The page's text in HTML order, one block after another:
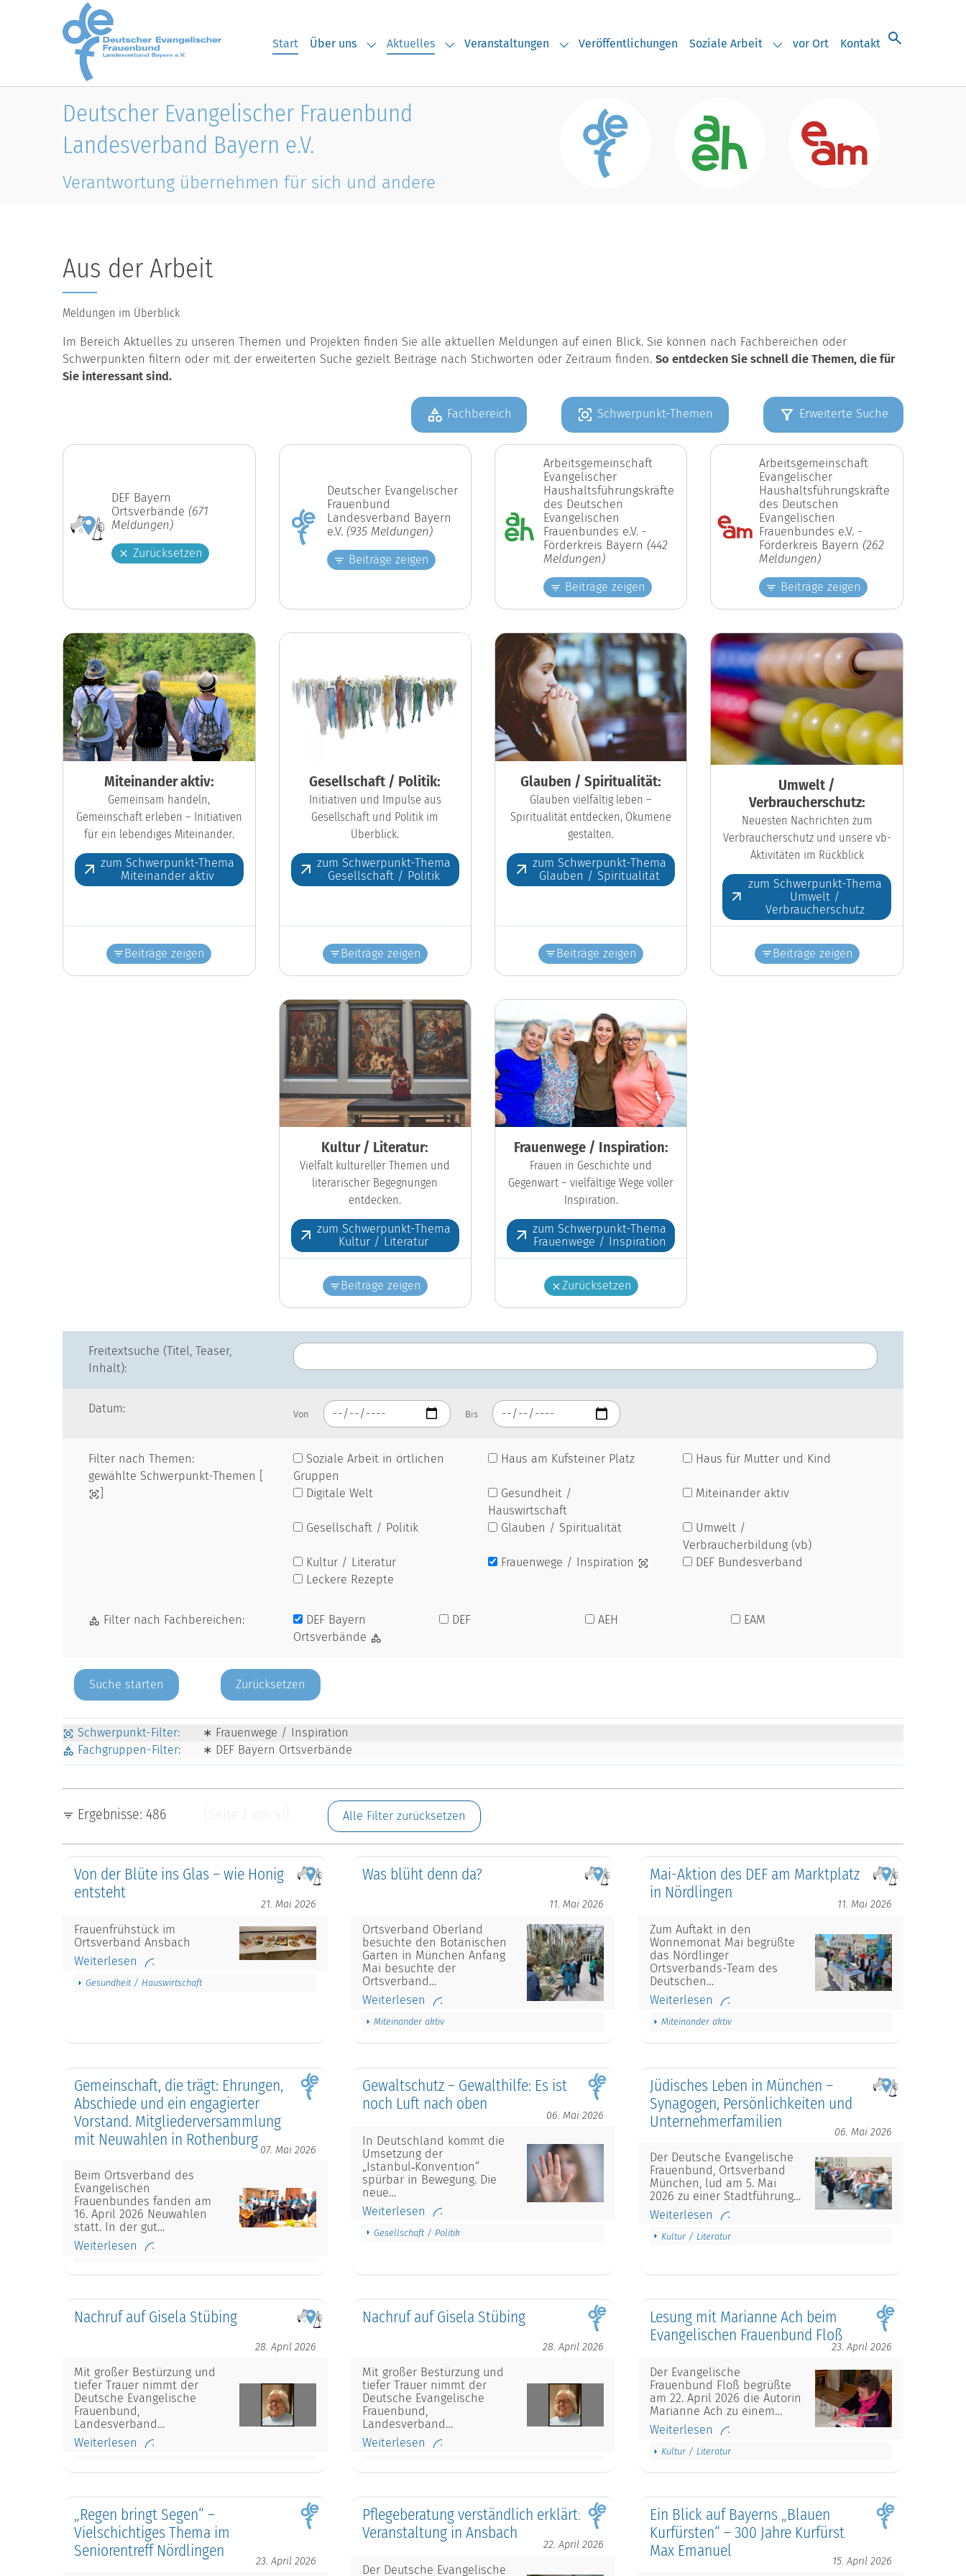
Skip to main content
Start Über uns
Submenu for "Über uns"
Aktuelles(current)
Submenu for "Aktuelles"
Veranstaltungen
Submenu for "Veranstaltungen"
Veröffentlichungen Soziale Arbeit
Submenu for "Soziale Arbeit"
vor Ort Kontakt
Deutscher Evangelischer Frauenbund
Landesverband Bayern e.V.
Verantwortung übernehmen für sich und andere
Aus der Arbeit
Meldungen im Überblick
Im Bereich Aktuelles zu unseren Themen und Projekten finden Sie alle aktuellen Meldungen auf einen Blick. Sie können nach Fachbereichen oder
Schwerpunkten filtern oder mit der erweiterten Suche gezielt Beiträge nach Stichworten oder Zeitraum finden.So entdecken Sie schnell die Themen, die für
Sie interessant sind.
Fachbereich Schwerpunkt-Themen Erweiterte Suche
DEF Bayern
Ortsverbände (671
Meldungen)
Zurücksetzen
Deutscher Evangelischer
Frauenbund
Landesverband Bayern
e.V. (935 Meldungen)
Beiträge zeigen
Arbeitsgemeinschaft
Evangelischer
Haushaltsführungskräfte
des Deutschen
Evangelischen
Frauenbundes e.V. -
Förderkreis Bayern (442
Meldungen)
Beiträge zeigen
Arbeitsgemeinschaft
Evangelischer
Haushaltsführungskräfte
des Deutschen
Evangelischen
Frauenbundes e.V. -
Förderkreis Bayern (262
Meldungen)
Beiträge zeigen
Miteinander aktiv:
Gemeinsam handeln,
Gemeinschaft erleben – Initiativen
für ein lebendiges Miteinander.
zum Schwerpunkt-Thema
Miteinander aktiv
Beiträge zeigen
Gesellschaft / Politik:
Initiativen und Impulse aus
Gesellschaft und Politik im
Überblick.
zum Schwerpunkt-Thema
Gesellschaft / Politik
Beiträge zeigen
Glauben / Spiritualität:
Glauben vielfältig leben –
Spiritualität entdecken, Ökumene
gestalten.
zum Schwerpunkt-Thema
Glauben / Spiritualität
Beiträge zeigen
Umwelt /
Verbraucherschutz:
Neuesten Nachrichten zum
Verbraucherschutz und unsere vb-
Aktivitäten im Rückblick
zum Schwerpunkt-Thema
Umwelt /
Verbraucherschutz
Beiträge zeigen
Kultur / Literatur:
Vielfalt kultureller Themen und
literarischer Begegnungen
entdecken.
zum Schwerpunkt-Thema
Kultur / Literatur
Beiträge zeigen
Frauenwege / Inspiration:
Frauen in Geschichte und
Gegenwart – vielfältige Wege voller
Inspiration.
zum Schwerpunkt-Thema
Frauenwege / Inspiration
Zurücksetzen
Freitextsuche (Titel, Teaser,
Inhalt):
Datum: Von Bis
Filter nach Themen:
gewählte Schwerpunkt-Themen [
Soziale Arbeit in örtlichen
Gruppen
Haus am Kufsteiner Platz Haus für Mutter und Kind
Digitale Welt
Gesundheit /
Hauswirtschaft
Miteinander aktiv
Gesellschaft / Politik Glauben / Spiritualität
Umwelt /
Verbraucherbildung (vb)
Kultur / Literatur
Frauenwege / Inspiration
DEF Bundesverband
Leckere Rezepte
Filter nach Fachbereichen:
DEF Bayern
Ortsverbände
DEF AEH EAM
Zurücksetzen
Schwerpunkt-Filter:
∗ Frauenwege / Inspiration
Fachgruppen-Filter:
∗ DEF Bayern Ortsverbände
Ergebnisse: 486 Alle Filter zurücksetzen
Von der Blüte ins Glas – wie Honig
entsteht
21. Mai 2026
Frauenfrühstück im
Ortsverband Ansbach
Weiterlesen
Gesundheit / Hauswirtschaft
Was blüht denn da?
11. Mai 2026
Ortsverband Oberland
besuchte den Botanischen
Garten in München Anfang
Mai besuchte der
Ortsverband…
Weiterlesen
Miteinander aktiv
Mai-Aktion des DEF am Marktplatz
in Nördlingen
11. Mai 2026
Zum Auftakt in den
Wonnemonat Mai begrüßte
das Nördlinger
Ortsverbands-Team des
Deutschen…
Weiterlesen
Miteinander aktiv
Gemeinschaft, die trägt: Ehrungen,
Abschiede und ein engagierter
Vorstand. Mitgliederversammlung
mit Neuwahlen in Rothenburg
07. Mai 2026
Beim Ortsverband des
Evangelischen
Frauenbundes fanden am
16. April 2026 Neuwahlen
statt. In der gut…
Weiterlesen
Gewaltschutz – Gewalthilfe: Es ist
noch Luft nach oben
06. Mai 2026
In Deutschland kommt die
Umsetzung der
„Istanbul‑Konvention“
spürbar in Bewegung. Die
neue…
Weiterlesen
Gesellschaft / Politik
Jüdisches Leben in München –
Synagogen, Persönlichkeiten und
Unternehmerfamilien
06. Mai 2026
Der Deutsche Evangelische
Frauenbund, Ortsverband
München, lud am 5. Mai
2026 zu einer Stadtführung…
Weiterlesen
Kultur / Literatur
Nachruf auf Gisela Stübing
28. April 2026
Mit großer Bestürzung und
tiefer Trauer nimmt der
Deutsche Evangelische
Frauenbund,
Landesverband…
Weiterlesen
Nachruf auf Gisela Stübing
28. April 2026
Mit großer Bestürzung und
tiefer Trauer nimmt der
Deutsche Evangelische
Frauenbund,
Landesverband…
Weiterlesen
Lesung mit Marianne Ach beim
Evangelischen Frauenbund Floß
23. April 2026
Der Evangelische
Frauenbund Floß begrüßte
am 22. April 2026 die Autorin
Marianne Ach zu einem…
Weiterlesen
Kultur / Literatur
„Regen bringt Segen“ –
Vielschichtiges Thema im
Seniorentreff Nördlingen
23. April 2026
Pflegeberatung verständlich erklärt:
Veranstaltung in Ansbach
22. April 2026
Der Deutsche Evangelische
Ein Blick auf Bayerns „Blauen
Kurfürsten“ – 300 Jahre Kurfürst
Max Emanuel
15. April 2026